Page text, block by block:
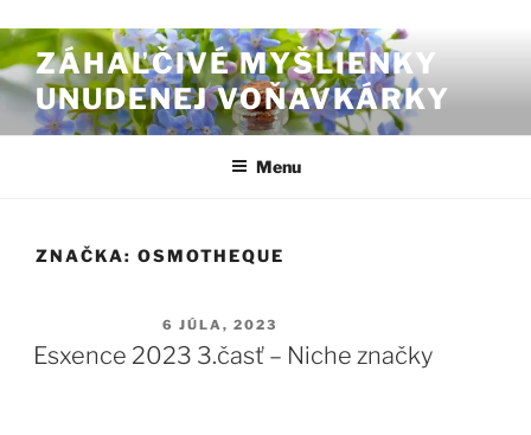
ZÁHAĽČIVÉ MYŠLIENKY
UNUDENEJ VOŇAVKÁRKY
Menu
ZNAČKA: OSMOTHEQUE
6 JÚLA, 2023
Esxence 2023 3.časť – Niche značky